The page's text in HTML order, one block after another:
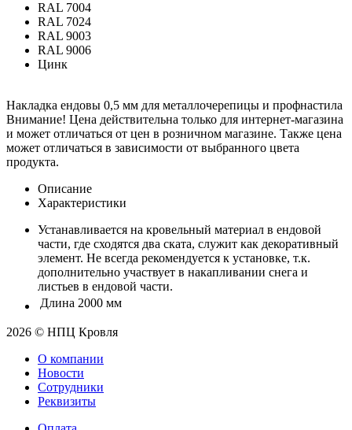
RAL 7004
RAL 7024
RAL 9003
RAL 9006
Цинк
Накладка ендовы 0,5 мм для металлочерепицы и профнастила
Внимание! Цена действительна только для интернет-магазина
и может отличаться от цен в розничном магазине. Также цена
может отличаться в зависимости от выбранного цвета
продукта.
Описание
Характеристики
Устанавливается на кровельный материал в ендовой
части, где сходятся два ската, служит как декоративный
элемент. Не всегда рекомендуется к установке, т.к.
дополнительно участвует в накапливании снега и
листьев в ендовой части.
Длина 2000 мм
2026 © НПЦ Кровля
О компании
Новости
Сотрудники
Реквизиты